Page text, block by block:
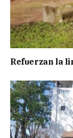
Refuerzan la